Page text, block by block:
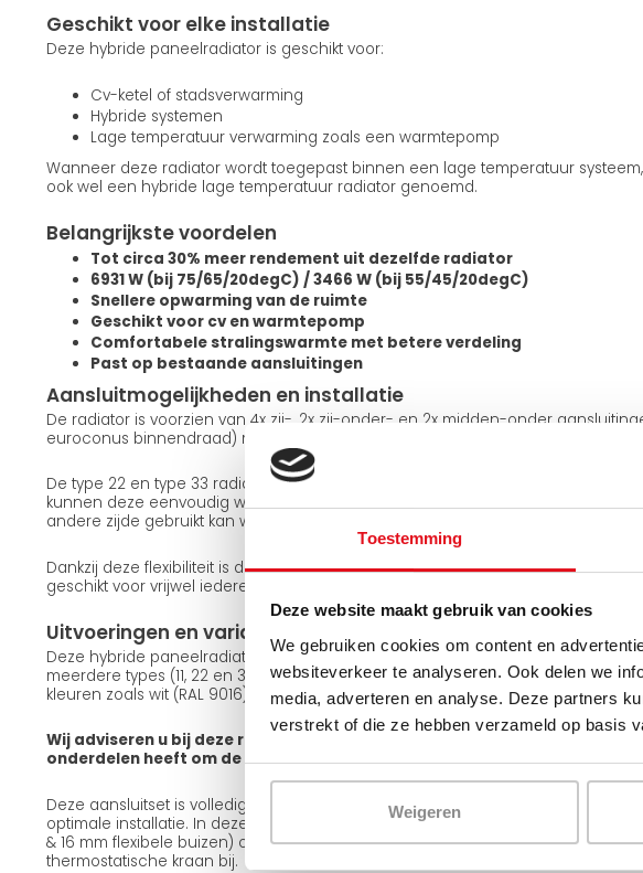
Toestemming
Deze website maakt gebruik van cookies
We gebruiken cookies om content en
websiteverkeer te analyseren. Ook delen we
media, adverteren en analyse. Deze partners
verstrekt of die ze hebben verzameld op basis
Weigeren
Geschikt voor elke installatie
Deze hybride paneelradiator is geschikt voor:
Cv-ketel of stadsverwarming
Hybride systemen
Lage temperatuur verwarming zoals een warmtepomp
Wanneer deze radiator wordt toegepast binnen een lage temperatuur
ook wel een hybride lage temperatuur radiator genoemd.
Belangrijkste voordelen
Tot circa 30% meer rendement uit dezelfde radiator
6931 W (bij 75/65/20degC) / 3466 W (bij 55/45/20degC)
Snellere opwarming van de ruimte
Geschikt voor cv en warmtepomp
Comfortabele stralingswarmte met betere verdeling
Past op bestaande aansluitingen
Aansluitmogelijkheden en installatie
De radiator is voorzien van 4x zij-, 2x zij-onder- en 2x midden-onder
euroconus binnendraad) met een standaard hartafstand aan de onderkant van
De type 22 en type 33 radiatoren zijn omkeerbaar. Met de meegeleverde J-
kunnen deze eenvoudig worden gedraaid, waardoor dezelfde aansluiting ook
andere zijde gebruikt kan worden. De type 11 uitvoering is niet omkeerbaar.
Dankzij deze flexibiliteit is de radiator eenvoudig aan te sluiten op bestaande
geschikt voor vrijwel iedere installatiesituatie.
Uitvoeringen en varianten
Deze hybride paneelradiator is leverbaar in verschillende uitvoeringen. Je hebt
meerdere types (11, 22 en 33), diverse frontafwerkingen zoals geribbeld, vlak of
kleuren zoals wit (RAL 9016) en zwart (RAL 9005).
Wij adviseren u bij deze radiator een aansluitset mee te bestellen, zodat u
onderdelen heeft om de radiator op te hangen en aan te sluiten.
Deze aansluitset is volledig passend bij deze radiator en garandeert u zo een
optimale installatie. In deze set zitten alle onderdelen inclusief adapters (15 mm
& 16 mm flexibele buizen) om de radiator aan te sluiten. Tevens zit er ook een
thermostatische kraan bij.